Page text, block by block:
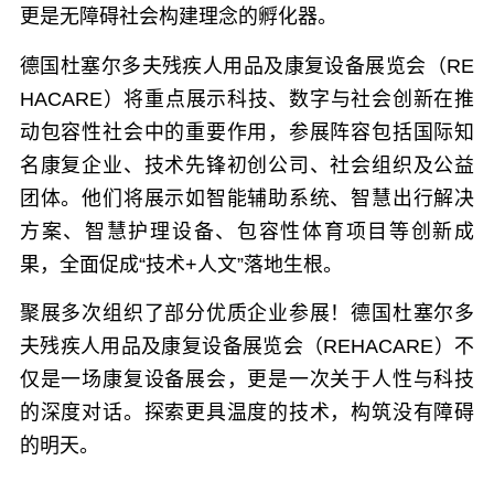
更是无障碍社会构建理念的孵化器。
德国杜塞尔多夫残疾人用品及康复设备展览会（RE
HACARE）将重点展示科技、数字与社会创新在推
动包容性社会中的重要作用，参展阵容包括国际知
名康复企业、技术先锋初创公司、社会组织及公益
团体。他们将展示如智能辅助系统、智慧出行解决
方案、智慧护理设备、包容性体育项目等创新成
果，全面促成“技术+人文”落地生根。
聚展多次组织了部分优质企业参展！德国杜塞尔多
夫残疾人用品及康复设备展览会（REHACARE）不
仅是一场康复设备展会，更是一次关于人性与科技
的深度对话。探索更具温度的技术，构筑没有障碍
的明天。